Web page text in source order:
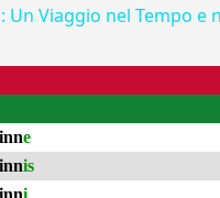
Un Viaggio nel Tempo e
e
is
i